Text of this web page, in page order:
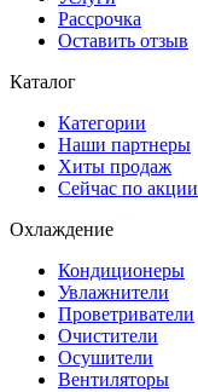
Рассрочка
Оставить отзыв
Каталог
Категории
Наши партнеры
Хиты продаж
Сейчас по акции
Охлаждение
Кондиционеры
Увлажнители
Проветриватели
Очистители
Осушители
Вентиляторы